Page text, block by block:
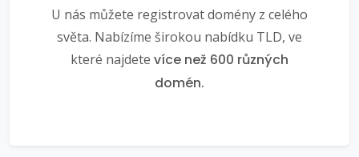
U nás můžete registrovat domény z celého
světa. Nabízíme širokou nabídku TLD, ve
které najdete více než 600 různých
domén.